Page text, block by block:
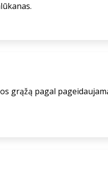
grąžą pagal